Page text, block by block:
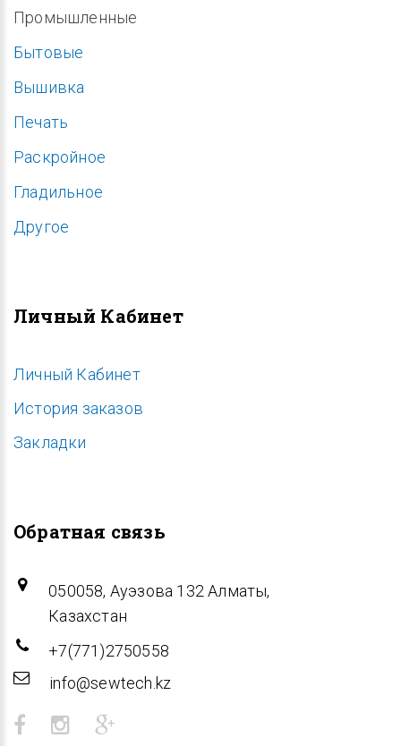
Промышленные
Бытовые
Вышивка
Печать
Раскройное
Гладильное
Другое
Личный Кабинет
Личный Кабинет
История заказов
Закладки
Обратная связь
050058, Ауэзова 132 Алматы,
Казахстан
+7(771)2750558
info@sewtech.kz